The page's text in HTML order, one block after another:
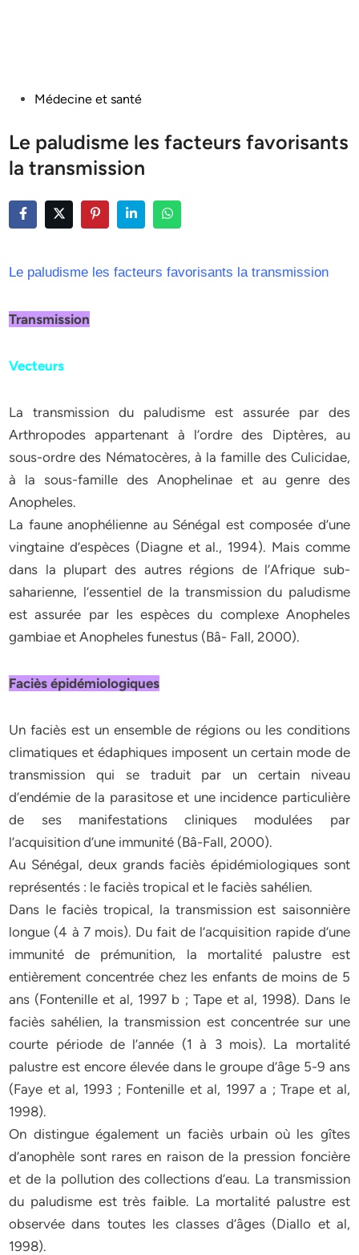
PostedMédecine et santé
Le paludisme les facteurs favorisants
la transmission
Le paludisme les facteurs favorisants la transmission
Transmission
Vecteurs
La transmission du paludisme est assurée par des
Arthropodes appartenant à l’ordre des Diptères, au
sous-ordre des Nématocères, à la famille des Culicidae,
à la sous-famille des Anophelinae et au genre des
Anopheles.
La faune anophélienne au Sénégal est composée d’une
vingtaine d’espèces (Diagne et al., 1994). Mais comme
dans la plupart des autres régions de l’Afrique sub-
saharienne, l’essentiel de la transmission du paludisme
est assurée par les espèces du complexe Anopheles
gambiae et Anopheles funestus (Bâ- Fall, 2000).
Faciès épidémiologiques
Un faciès est un ensemble de régions ou les conditions
climatiques et édaphiques imposent un certain mode de
transmission qui se traduit par un certain niveau
d’endémie de la parasitose et une incidence particulière
de ses manifestations cliniques modulées par
l’acquisition d’une immunité (Bâ-Fall, 2000).
Au Sénégal, deux grands faciès épidémiologiques sont
représentés : le faciès tropical et le faciès sahélien.
Dans le faciès tropical, la transmission est saisonnière
longue (4 à 7 mois). Du fait de l’acquisition rapide d’une
immunité de prémunition, la mortalité palustre est
entièrement concentrée chez les enfants de moins de 5
ans (Fontenille et al, 1997 b ; Tape et al, 1998). Dans le
faciès sahélien, la transmission est concentrée sur une
courte période de l’année (1 à 3 mois). La mortalité
palustre est encore élevée dans le groupe d’âge 5-9 ans
(Faye et al, 1993 ; Fontenille et al, 1997 a ; Trape et al,
1998).
On distingue également un faciès urbain où les gîtes
d’anophèle sont rares en raison de la pression foncière
et de la pollution des collections d’eau. La transmission
du paludisme est très faible. La mortalité palustre est
observée dans toutes les classes d’âges (Diallo et al,
1998).